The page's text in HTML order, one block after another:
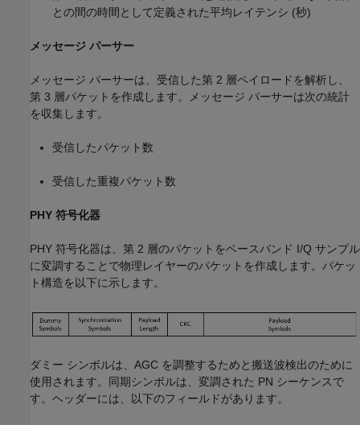
との間の時間として定義された平均レイテンシ (秒)
メッセージ パーサー
メッセージ パーサーは、受信した第 2 層ペイロードを解析し、
第 3 層パケットを作成します。メッセージ パーサーは次の統計
を収集します。
受信したパケット数
受信した重複パケット数
PHY 符号化器
PHY 符号化器は、第 2 層のパケットをベースバンド I/Q サンプル
に変調することで物理レイヤーのパケットを作成します。パケッ
ト構造を以下に示します。
ダミー シンボルは、AGC を調整するためと搬送波検出のために
使用されます。同期シンボルは、変調された PN シーケンスで
す。ヘッダーには、以下のフィールドがあります。